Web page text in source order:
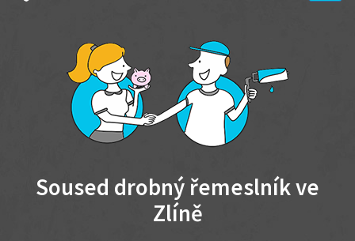
Soused drobný řemeslník ve
Zlíně